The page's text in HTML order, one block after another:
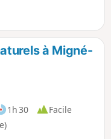
à Migné-
1h 30
Facile